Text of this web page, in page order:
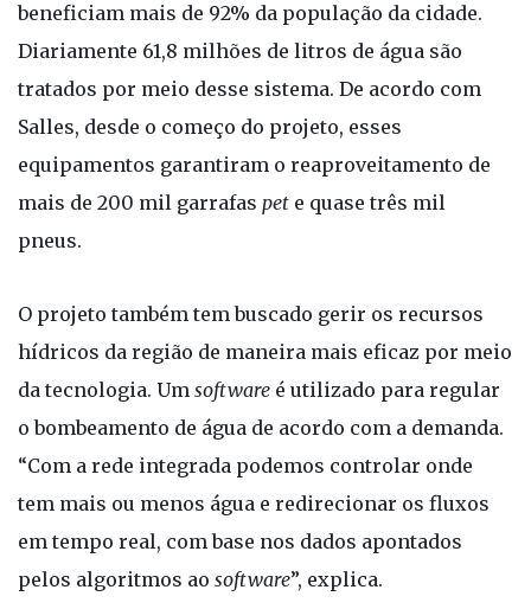
beneficiam mais de 92% da população da cidade.
Diariamente 61,8 milhões de litros de água são
tratados por meio desse sistema. De acordo com
Salles, desde o começo do projeto, esses
equipamentos garantiram o reaproveitamento de
mais de 200 mil garrafas pet e quase três mil
pneus.
O projeto também tem buscado gerir os recursos
hídricos da região de maneira mais eficaz por meio
da tecnologia. Um software é utilizado para regular
o bombeamento de água de acordo com a demanda.
“Com a rede integrada podemos controlar onde
tem mais ou menos água e redirecionar os fluxos
em tempo real, com base nos dados apontados
pelos algoritmos ao software”, explica.